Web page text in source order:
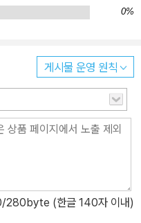
0%
게시물 운영 원칙
/280byte (한글 140자 이내)